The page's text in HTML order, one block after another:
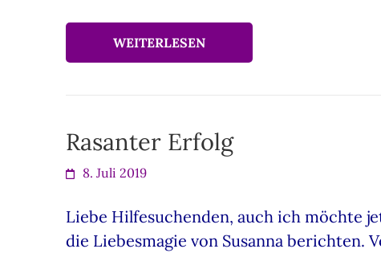
WEITERLESEN
Rasanter Erfolg
8. Juli 2019
Liebe Hilfesuchenden, auch ich möchte
die Liebesmagie von Susanna berichten.